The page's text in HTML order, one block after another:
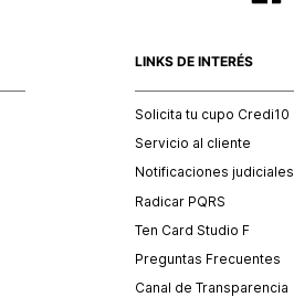
LINKS DE INTERÉS
Solicita tu cupo Credi10
Servicio al cliente
Notificaciones judiciales
Radicar PQRS
Ten Card Studio F
Preguntas Frecuentes
Canal de Transparencia